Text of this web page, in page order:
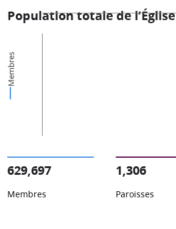
Population totale de l’Église
Membres
629,697
Membres
1,306
Paroisses